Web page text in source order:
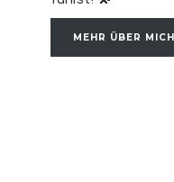
MEHR ÜBER MICH